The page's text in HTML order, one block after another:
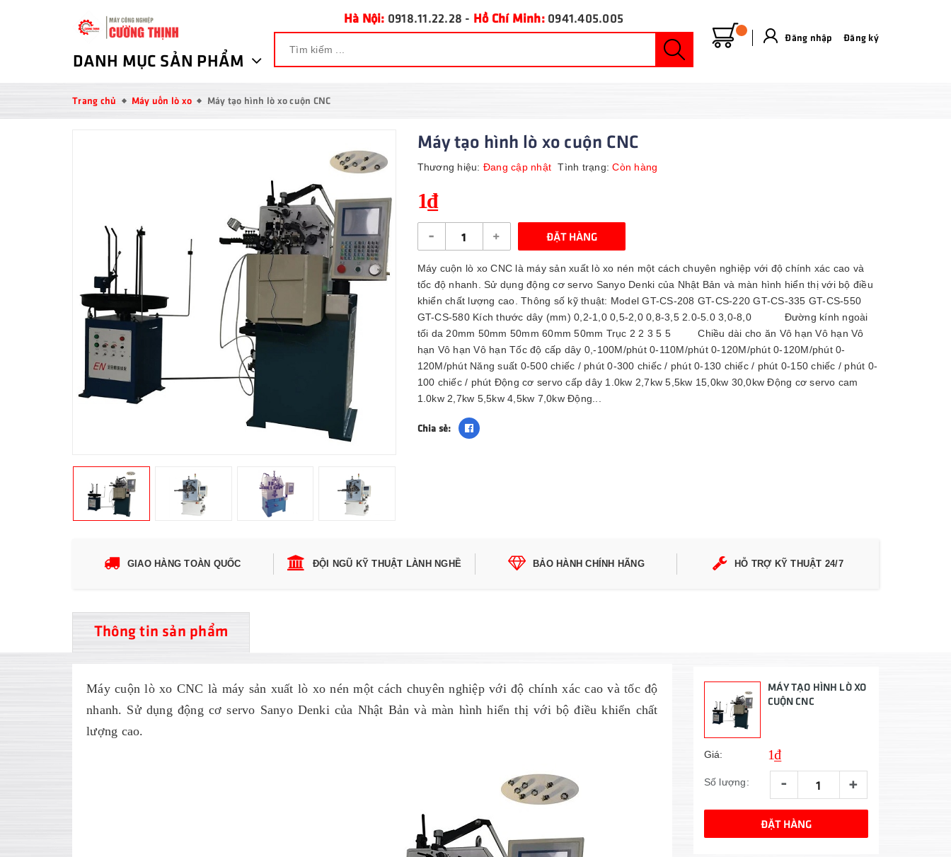
DANH MỤC SẢN PHẨM
Hà Nội: 0918.11.22.28 - Hồ Chí Minh: 0941.405.005
Đăng nhập Đăng ký
Trang chủ Máy uốn lò xo Máy tạo hình lò xo cuộn CNC
Máy tạo hình lò xo cuộn CNC
Thương hiệu: Đang cập nhật Tình trạng:Còn hàng
1₫
- + ĐẶT HÀNG
Máy cuộn lò xo CNC là máy sản xuất lò xo nén một cách chuyên nghiệp với độ chính xác cao và
tốc độ nhanh. Sử dụng động cơ servo Sanyo Denki của Nhật Bản và màn hình hiển thị với bộ điều
khiển chất lượng cao. Thông số kỹ thuật: Model GT-CS-208 GT-CS-220 GT-CS-335 GT-CS-550
GT-CS-580 Kích thước dây (mm) 0,2-1,0 0,5-2,0 0,8-3,5 2.0-5.0 3,0-8,0 Đường kính ngoài
tối da 20mm 50mm 50mm 60mm 50mm Trục 2 2 3 5 5 Chiều dài cho ăn Vô hạn Vô hạn Vô
hạn Vô hạn Vô hạn Tốc độ cấp dây 0,-100M/phút 0-110M/phút 0-120M/phút 0-120M/phút 0-
120M/phút Năng suất 0-500 chiếc / phút 0-300 chiếc / phút 0-130 chiếc / phút 0-150 chiếc / phút 0-
100 chiếc / phút Động cơ servo cấp dây 1.0kw 2,7kw 5,5kw 15,0kw 30,0kw Động cơ servo cam
1.0kw 2,7kw 5,5kw 4,5kw 7,0kw Động...
Chia sẻ:
GIAO HÀNG TOÀN QUỐC ĐỘI NGŨ KỸ THUẬT LÀNH NGHỀ BẢO HÀNH CHÍNH HÃNG HỖ TRỢ KỸ THUẬT 24/7
Thông tin sản phẩm
Máy cuộn lò xo CNC là máy sản xuất lò xo nén một cách chuyên nghiệp với độ chính xác cao và tốc độ
nhanh. Sử dụng động cơ servo Sanyo Denki của Nhật Bản và màn hình hiển thị với bộ điều khiển chất
lượng cao.
MÁY TẠO HÌNH LÒ XO
CUỘN CNC
Giá: 1₫
Số lượng: - +
ĐẶT HÀNG